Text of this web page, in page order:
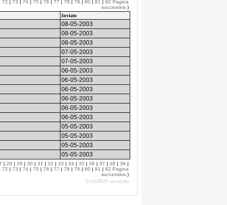
72 | 73 | 74 | 75 | 76 | 77 | 78 | 79 | 80 | 81 | 82 Pagina
successiva )
Inviato
08-05-2003
08-05-2003
08-05-2003
07-05-2003
07-05-2003
06-05-2003
06-05-2003
06-05-2003
06-05-2003
06-05-2003
06-05-2003
05-05-2003
05-05-2003
05-05-2003
05-05-2003
| 28 | 29 | 30 | 31 | 32 | 33 | 34 | 35 | 36 | 37 | 38 | 39 |
72 | 73 | 74 | 75 | 76 | 77 | 78 | 79 | 80 | 81 | 82 Pagina
successiva )
0.013635 seconds.